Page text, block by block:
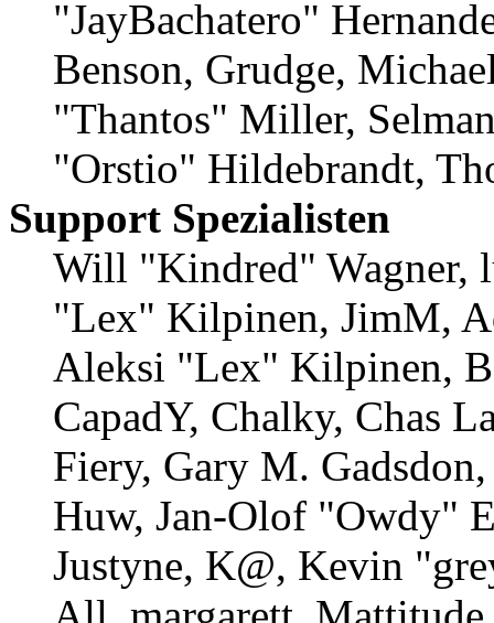
"JayBachatero"
Benson, Grudge,
"Thantos" Miller,
"Orstio" Hildebrandt,
Support Spezialisten
Will "Kindred" Wagner,
"Lex" Kilpinen, JimM,
Aleksi "Lex" Kilpinen,
CapadY, Chalky, Chas
Fiery, Gary M.
Huw, Jan-Olof "Owdy"
Justyne, K@, Kevin